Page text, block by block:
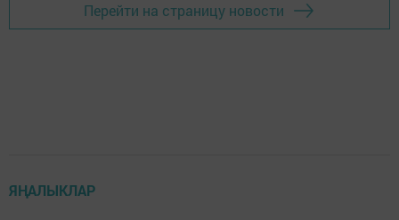
Перейти на страницу новости
ЯҢАЛЫКЛАР